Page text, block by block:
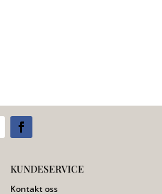
KUNDESERVICE
Kontakt oss